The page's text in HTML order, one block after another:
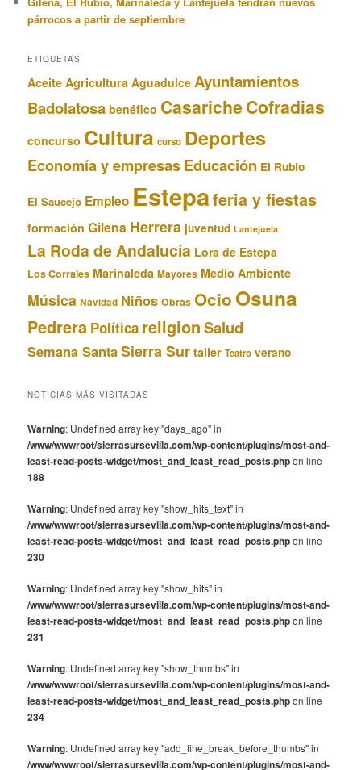
párrocos a partir de septiembre
ETIQUETAS
Aceite Agricultura Aguadulce Ayuntamientos
Badolatosa benéfico CasaricheCofradias
concurso Cultura curso Deportes
Economía y empresasEducación El Rubio
El Saucejo Empleo Estepaferia y fiestas
formación Gilena Herrera juventud Lantejuela
La Roda de Andalucía Lora de Estepa
Los Corrales Marinaleda Mayores Medio Ambiente
Música Navidad Niños Obras Ocio Osuna
Pedrera Política religionSalud
Semana SantaSierra Sur taller Teatro verano
NOTICIAS MÁS VISITADAS
Warning: Undefined array key "days_ago" in
/www/wwwroot/sierrasursevilla.com/wp-content/plugins/most-and-
least-read-posts-widget/most_and_least_read_posts.phpon line
188
Warning: Undefined array key "show_hits_text" in
/www/wwwroot/sierrasursevilla.com/wp-content/plugins/most-and-
least-read-posts-widget/most_and_least_read_posts.phpon line
230
Warning: Undefined array key "show_hits" in
/www/wwwroot/sierrasursevilla.com/wp-content/plugins/most-and-
least-read-posts-widget/most_and_least_read_posts.phpon line
231
Warning: Undefined array key "show_thumbs" in
/www/wwwroot/sierrasursevilla.com/wp-content/plugins/most-and-
least-read-posts-widget/most_and_least_read_posts.phpon line
234
Warning: Undefined array key "add_line_break_before_thumbs" in
/www/wwwroot/sierrasursevilla.com/wp-content/plugins/most-and-